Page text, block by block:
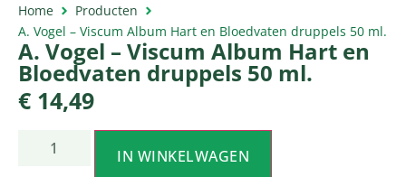
Home
Producten
A. Vogel – Viscum Album Hart en Bloedvaten druppels 50 ml.
A. Vogel – Viscum Album Hart en
Bloedvaten druppels 50 ml.
€ 14,49
IN WINKELWAGEN